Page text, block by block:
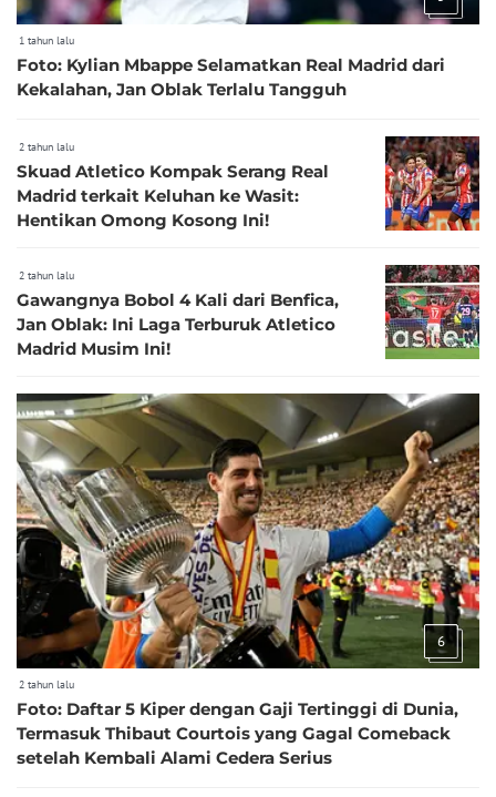
1 tahun lalu
Foto: Kylian Mbappe Selamatkan Real Madrid dari
Kekalahan, Jan Oblak Terlalu Tangguh
2 tahun lalu
Skuad Atletico Kompak Serang Real
Madrid terkait Keluhan ke Wasit:
Hentikan Omong Kosong Ini!
2 tahun lalu
Gawangnya Bobol 4 Kali dari Benfica,
Jan Oblak: Ini Laga Terburuk Atletico
Madrid Musim Ini!
6
2 tahun lalu
Foto: Daftar 5 Kiper dengan Gaji Tertinggi di Dunia,
Termasuk Thibaut Courtois yang Gagal Comeback
setelah Kembali Alami Cedera Serius